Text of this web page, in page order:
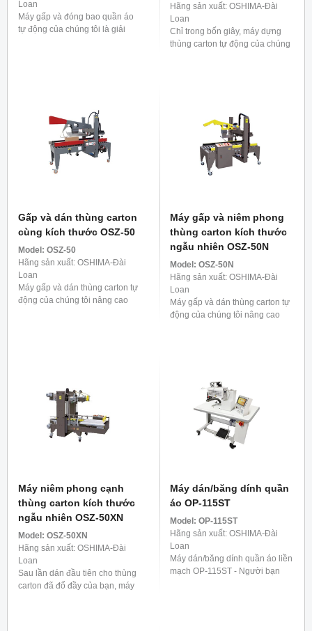
Loan
Máy gấp và đóng bao quần áo
tự động của chúng tôi là giải
Hãng sản xuất: OSHIMA-Đài
Loan
Chỉ trong bốn giây, máy dựng
thùng carton tự động của chúng
Gấp và dán thùng carton
cùng kích thước OSZ-50
Model: OSZ-50
Hãng sản xuất: OSHIMA-Đài
Loan
Máy gấp và dán thùng carton tự
động của chúng tôi nâng cao
Máy gấp và niêm phong
thùng carton kích thước
ngẫu nhiên OSZ-50N
Model: OSZ-50N
Hãng sản xuất: OSHIMA-Đài
Loan
Máy gấp và dán thùng carton tự
động của chúng tôi nâng cao
Máy niêm phong cạnh
thùng carton kích thước
ngẫu nhiên OSZ-50XN
Model: OSZ-50XN
Hãng sản xuất: OSHIMA-Đài
Loan
Sau lần dán đầu tiên cho thùng
carton đã đổ đầy của bạn, máy
Máy dán/băng dính quần
áo OP-115ST
Model: OP-115ST
Hãng sản xuất: OSHIMA-Đài
Loan
Máy dán/băng dính quần áo liền
mạch OP-115ST - Người bạn